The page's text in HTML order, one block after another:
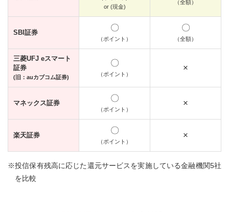
or (現金)
（全額）
SBI証券 〇
（ポイント）
〇
（全額）
三菱UFJ eスマート
証券
(旧：auカブコム証券)
〇
（ポイント）
×
マネックス証券 〇
（ポイント）
×
楽天証券 〇
（ポイント）
×
※投信保有残高に応じた還元サービスを実施している金融機関5社
を比較